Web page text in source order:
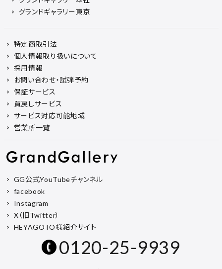
グランドギャラリー東京
特定商取引法
個人情報取り扱いについて
採用情報
お問い合わせ・試弾予約
保証サービス
買戻しサービス
サービス対応可能地域
営業所一覧
GG公式YouTubeチャンネル
facebook
Instagram
X（旧Twitter）
HEYAGOTO様紹介サイト
0120-25-9939